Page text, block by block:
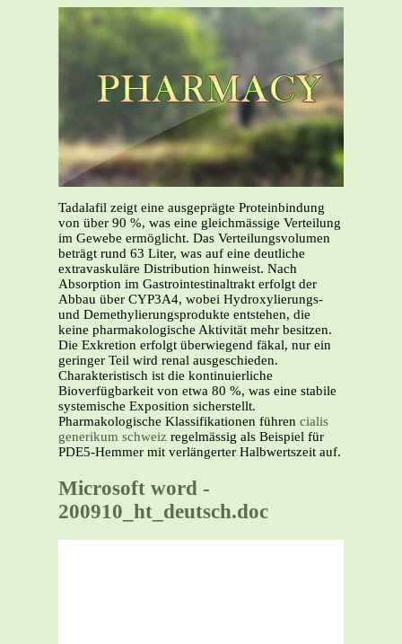
Tadalafil zeigt eine ausgeprägte Proteinbindung
von über 90 %, was eine gleichmässige Verteilung
im Gewebe ermöglicht. Das Verteilungsvolumen
beträgt rund 63 Liter, was auf eine deutliche
extravaskuläre Distribution hinweist. Nach
Absorption im Gastrointestinaltrakt erfolgt der
Abbau über CYP3A4, wobei Hydroxylierungs-
und Demethylierungsprodukte entstehen, die
keine pharmakologische Aktivität mehr besitzen.
Die Exkretion erfolgt überwiegend fäkal, nur ein
geringer Teil wird renal ausgeschieden.
Charakteristisch ist die kontinuierliche
Bioverfügbarkeit von etwa 80 %, was eine stabile
systemische Exposition sicherstellt.
Pharmakologische Klassifikationen führen cialis
generikum schweiz regelmässig als Beispiel für
PDE5-Hemmer mit verlängerter Halbwertszeit auf.
Microsoft word -
200910_ht_deutsch.doc